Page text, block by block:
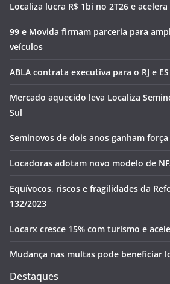
Localiza lucra R$ 1bi no 2T26 e
99 e Movida firmam parceria para
veículos
ABLA contrata executiva para o RJ e ES
Mercado aquecido leva Localiza
Sul
Seminovos de dois anos ganham
Locadoras adotam novo modelo de
Equívocos, riscos e fragilidades da
132/2023
Locarx cresce 15% com turismo e
Mudança nas multas pode beneficiar
Destaques